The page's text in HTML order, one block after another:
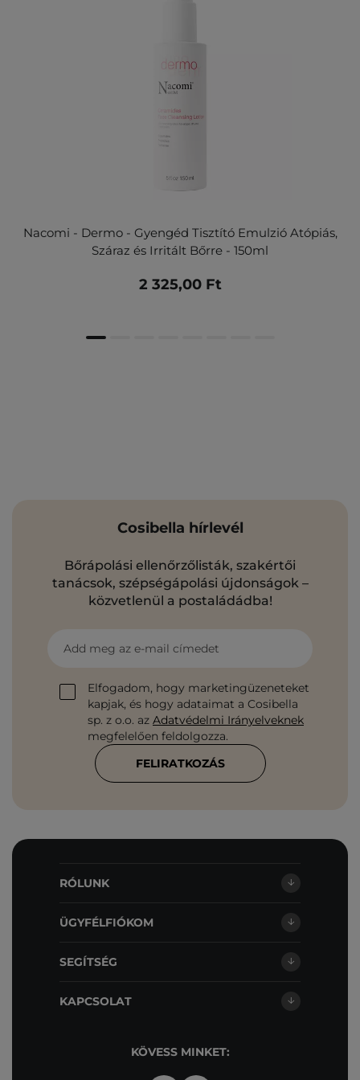
Nacomi - Dermo - Gyengéd Tisztító Emulzió Atópiás,
Száraz és Irritált Bőrre - 150ml
2 325,00 Ft
Cosibella hírlevél
Bőrápolási ellenőrzőlisták, szakértői
tanácsok, szépségápolási újdonságok –
közvetlenül a postaládádba!
Add meg az e-mail címedet
Elfogadom, hogy marketingüzeneteket
kapjak, és hogy adataimat a Cosibella
sp. z o.o. az Adatvédelmi Irányelveknek
megfelelően feldolgozza.
FELIRATKOZÁS
RÓLUNK
ÜGYFÉLFIÓKOM
SEGÍTSÉG
KAPCSOLAT
KÖVESS MINKET: